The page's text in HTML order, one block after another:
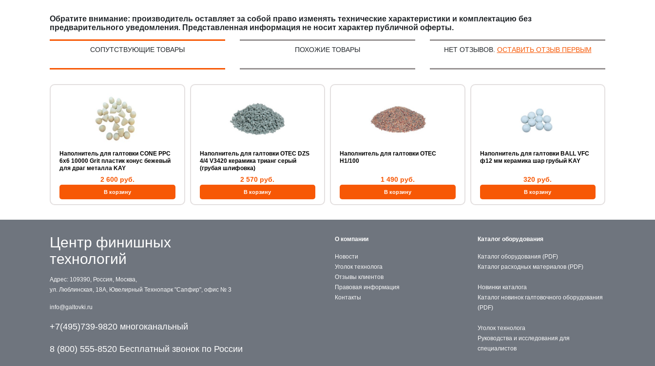
Обратите внимание: производитель оставляет за собой право изменять технические характеристики и комплектацию без
предварительного уведомления. Представленная информация не носит характер публичной оферты.
СОПУТСТВУЮЩИЕ ТОВАРЫ ПОХОЖИЕ ТОВАРЫ НЕТ ОТЗЫВОВ. ОСТАВИТЬ ОТЗЫВ ПЕРВЫМ
Наполнитель для галтовки CONE PPC
6х6 10000 Grit пластик конус бежевый
для драг металла KAY
2 600 руб.
Наполнитель для галтовки OTEC DZS
4/4 V3420 керамика трианг серый
(грубая шлифовка)
2 570 руб.
Наполнитель для галтовки OTEC
H1/100
1 490 руб.
Наполнитель для галтовки BALL VFC
ф12 мм керамика шар грубый KAY
320 руб.
Центр финишных
технологий
Адрес: 109390, Россия, Москва,
ул. Люблинская, 18А, Ювелирный Технопарк "Сапфир", офис № 3
info@galtovki.ru
+7(495)739-9820 многоканальный
8 (800) 555-8520 Бесплатный звонок по России
О компании
Новости
Уголок технолога
Отзывы клиентов
Правовая информация
Контакты
Каталог оборудования
Каталог оборудования (PDF)
Каталог расходных материалов (PDF)
Новинки каталога
Каталог новинок галтовочного оборудования
(PDF)
Уголок технолога
Руководства и исследования для
специалистов